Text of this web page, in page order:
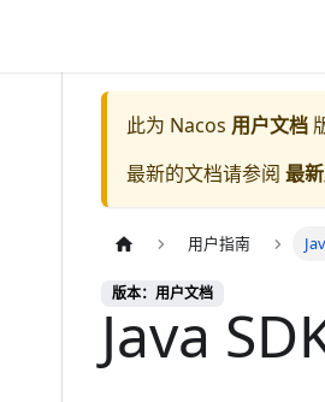
此为 Nacos 用户文档
最新的文档请参阅 最
用户指南
版本：用户文档
Java